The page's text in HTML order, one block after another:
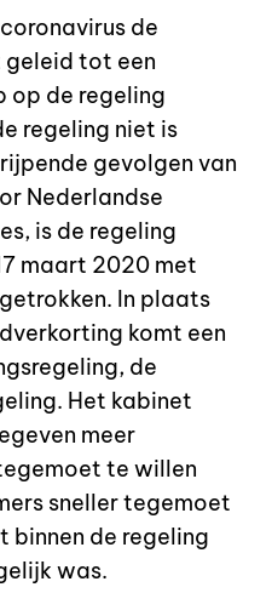
de
geleid tot een
op de regeling
regeling niet is
gevolgen van
Nederlandse
is de regeling
maart 2020 met
In plaats
komt een
de
Het kabinet
meer
te willen
sneller tegemoet
binnen de regeling
was.